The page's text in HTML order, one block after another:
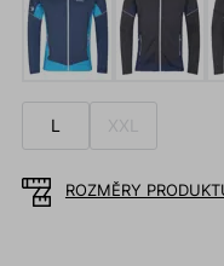
L XXL
ROZMĚRY